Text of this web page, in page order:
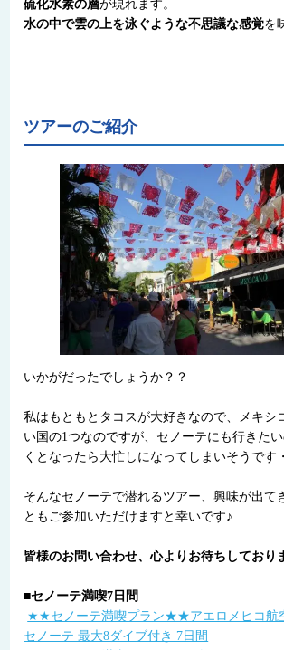
硫化水素の層が現れます。
水の中で雲の上を泳ぐような不思議な感覚を
ツアーのご紹介
いかがだったでしょうか？？
私はもともとタコスが大好きなので、メキシ
い国の1つなのですが、セノーテにも行きた
くとなったら大忙しになってしまいそうです
そんなセノーテで潜れるツアー、興味が出て
ともご参加いただけますと幸いです♪
皆様のお問い合わせ、心よりお待ちしており
■セノーテ満喫7日間
★★セノーテ満喫プラン★★アエロメヒコ航
セノーテ 最大8ダイブ付き 7日間